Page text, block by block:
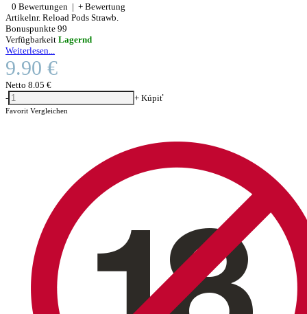
0 Bewertungen | + Bewertung
Artikelnr. Reload Pods Strawb.
Bonuspunkte 99
Verfügbarkeit Lagernd
Weiterlesen...
9.90 €
Netto 8.05 €
-
+ Kúpiť
Favorit Vergleichen